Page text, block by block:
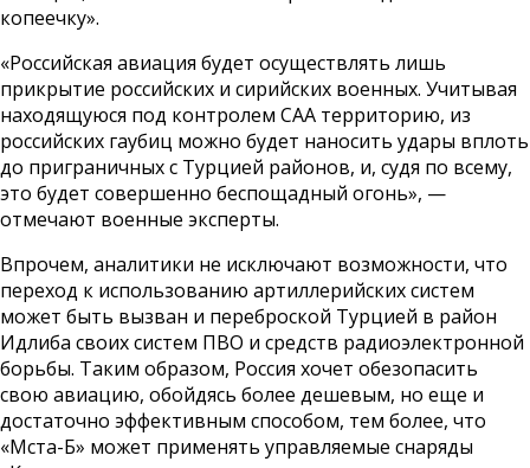
копеечку».
«Российская авиация будет осуществлять лишь
прикрытие российских и сирийских военных. Учитывая
находящуюся под контролем САА территорию, из
российских гаубиц можно будет наносить удары вплоть
до приграничных с Турцией районов, и, судя по всему,
это будет совершенно беспощадный огонь», —
отмечают военные эксперты.
Впрочем, аналитики не исключают возможности, что
переход к использованию артиллерийских систем
может быть вызван и переброской Турцией в район
Идлиба своих систем ПВО и средств радиоэлектронной
борьбы. Таким образом, Россия хочет обезопасить
свою авиацию, обойдясь более дешевым, но еще и
достаточно эффективным способом, тем более, что
«Мста-Б» может применять управляемые снаряды